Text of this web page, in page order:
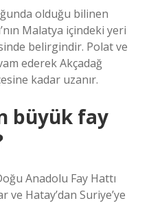
olduğu bilinen
Malatya içindeki yeri
belirgindir. Polat ve
ederek Akçadağ
kadar uzanır.
büyük fay
Anadolu Fay Hattı
ve Hatay’dan Suriye’ye